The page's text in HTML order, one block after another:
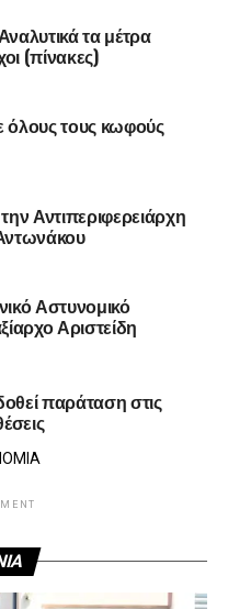
τα μέτρα
(πίνακες)
τους κωφούς
Αντιπεριφερειάρχη
Αστυνομικό
Αριστείδη
παράταση στις